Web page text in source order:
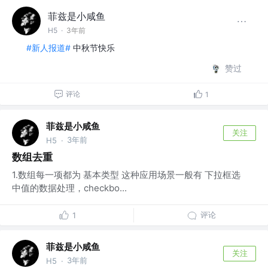
菲兹是小咸鱼
H5 · 3年前
#新人报道# 中秋节快乐
赞过
评论 1
菲兹是小咸鱼
H5 · 3年前
关注
数组去重
1.数组每一项都为 基本类型 这种应用场景一般有 下拉框选
中值的数据处理，checkbo...
1 评论
菲兹是小咸鱼
H5 · 3年前
关注